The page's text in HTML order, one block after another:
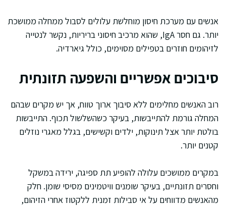
אנשים עם מערכת חיסון מוחלשת עלולים לסבול ממחלה ממושכת
יותר. גם חסר IgA, שהוא מרכיב חיסוני בריריות, נקשר לנטייה
לזיהומים חוזרים בטפילים מסוימים, כולל גיארדיה.
סיבוכים אפשריים והשפעה תזונתית
רוב האנשים מחלימים ללא סיבוך ארוך טווח, אך יש מקרים שבהם
המחלה גורמת להתייבשות, בעיקר כשהשלשול תכוף. התייבשות
בולטת יותר אצל תינוקות, ילדים וקשישים, בגלל מאגרי נוזלים
קטנים יותר.
במקרים ממושכים עלולה להופיע תת ספיגה, ירידה במשקל
וחסרים תזונתיים, בעיקר שומנים וויטמינים מסיסי שומן. חלק
מהאנשים מדווחים על אי סבילות זמנית ללקטוז אחרי הזיהום,